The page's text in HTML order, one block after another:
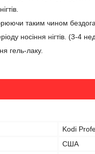
таким чином
носіння нігтів. (3-4
гель-лаку.
Kodi
США